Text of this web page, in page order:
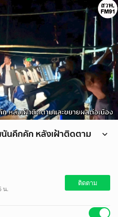
นคึกคัก หลังเฝ้าติดตาม
ลังเฝ้าติดตามและขยายผลต่อเนื่อง
73800
น.
ติดตาม